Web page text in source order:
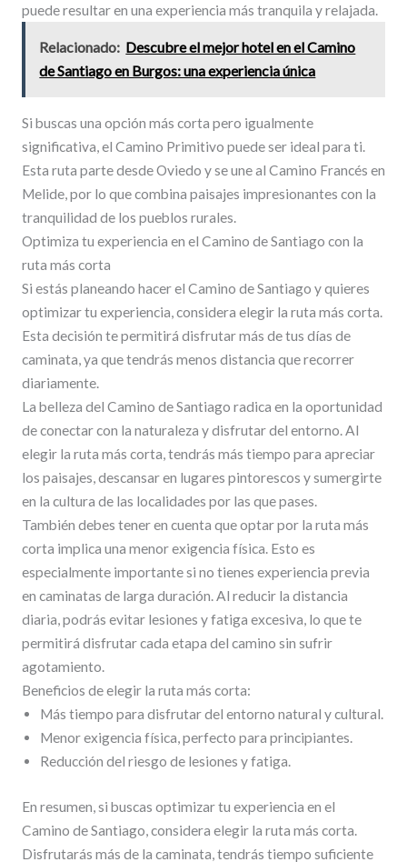
puede resultar en una experiencia más tranquila y relajada.
Relacionado: Descubre el mejor hotel en el Camino
de Santiago en Burgos: una experiencia única
Si buscas una opción más corta pero igualmente
significativa, el Camino Primitivo puede ser ideal para ti.
Esta ruta parte desde Oviedo y se une al Camino Francés en
Melide, por lo que combina paisajes impresionantes con la
tranquilidad de los pueblos rurales.
Optimiza tu experiencia en el Camino de Santiago con la
ruta más corta
Si estás planeando hacer el Camino de Santiago y quieres
optimizar tu experiencia, considera elegir la ruta más corta.
Esta decisión te permitirá disfrutar más de tus días de
caminata, ya que tendrás menos distancia que recorrer
diariamente.
La belleza del Camino de Santiago radica en la oportunidad
de conectar con la naturaleza y disfrutar del entorno. Al
elegir la ruta más corta, tendrás más tiempo para apreciar
los paisajes, descansar en lugares pintorescos y sumergirte
en la cultura de las localidades por las que pases.
También debes tener en cuenta que optar por la ruta más
corta implica una menor exigencia física. Esto es
especialmente importante si no tienes experiencia previa
en caminatas de larga duración. Al reducir la distancia
diaria, podrás evitar lesiones y fatiga excesiva, lo que te
permitirá disfrutar cada etapa del camino sin sufrir
agotamiento.
Beneficios de elegir la ruta más corta:
Más tiempo para disfrutar del entorno natural y cultural.
Menor exigencia física, perfecto para principiantes.
Reducción del riesgo de lesiones y fatiga.
En resumen, si buscas optimizar tu experiencia en el
Camino de Santiago, considera elegir la ruta más corta.
Disfrutarás más de la caminata, tendrás tiempo suficiente